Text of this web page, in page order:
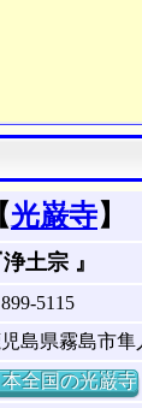
光巌寺】
浄土宗 』
5115
児島県霧島市
全国の光巌寺